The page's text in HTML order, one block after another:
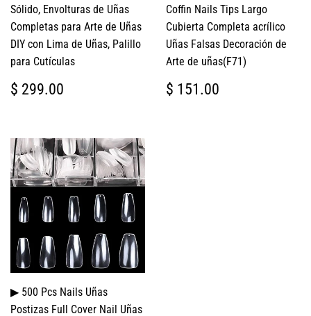
Sólido, Envolturas de Uñas
Completas para Arte de Uñas
DIY con Lima de Uñas, Palillo
para Cutículas
PRECIO
HABITUAL
$ 299.00
Coffin Nails Tips Largo
Cubierta Completa acrílico
Uñas Falsas Decoración de
Arte de uñas(F71)
PRECIO
HABITUAL
$ 151.00
▶ 500 Pcs Nails Uñas
Postizas Full Cover Nail Uñas